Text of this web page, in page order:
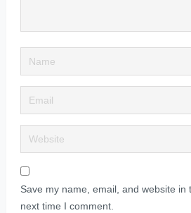
Save my name, email, and website in
next time I comment.